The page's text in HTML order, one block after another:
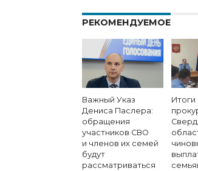
РЕКОМЕНДУЕМОЕ
Важный Указ
Дениса Паслера:
обращения
участников СВО
и членов их семей
будут
рассматриваться
Итоги